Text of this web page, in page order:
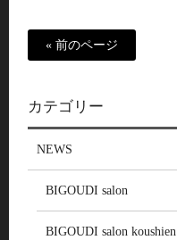
« 前のページ
カテゴリー
NEWS
BIGOUDI salon
BIGOUDI salon koushien